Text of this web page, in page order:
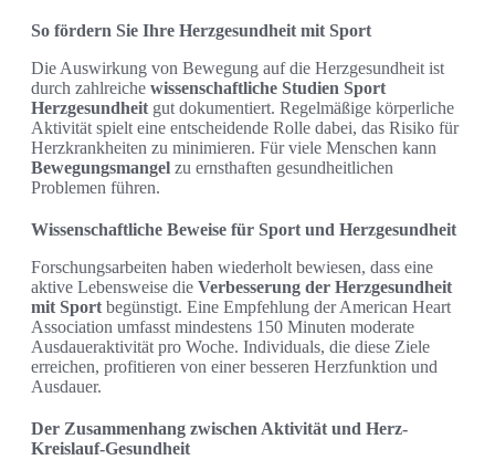
So fördern Sie Ihre Herzgesundheit mit Sport
Die Auswirkung von Bewegung auf die Herzgesundheit ist
durch zahlreiche wissenschaftliche Studien Sport
Herzgesundheit gut dokumentiert. Regelmäßige körperliche
Aktivität spielt eine entscheidende Rolle dabei, das Risiko für
Herzkrankheiten zu minimieren. Für viele Menschen kann
Bewegungsmangel zu ernsthaften gesundheitlichen
Problemen führen.
Wissenschaftliche Beweise für Sport und Herzgesundheit
Forschungsarbeiten haben wiederholt bewiesen, dass eine
aktive Lebensweise die Verbesserung der Herzgesundheit
mit Sport begünstigt. Eine Empfehlung der American Heart
Association umfasst mindestens 150 Minuten moderate
Ausdaueraktivität pro Woche. Individuals, die diese Ziele
erreichen, profitieren von einer besseren Herzfunktion und
Ausdauer.
Der Zusammenhang zwischen Aktivität und Herz-
Kreislauf-Gesundheit